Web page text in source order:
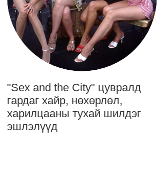
"Sex and the City" цувралд
гардаг хайр, нөхөрлөл,
харилцааны тухай шилдэг
эшлэлүүд